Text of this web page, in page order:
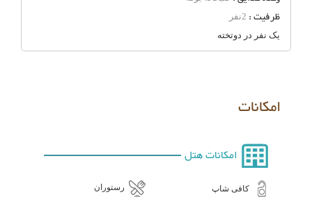
ظرفیت : 2نفر
یک نفر در دوتخته
امکانات
امکانات هتل
کافی شاپ
رستوران